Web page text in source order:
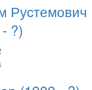
Рустемович
?)